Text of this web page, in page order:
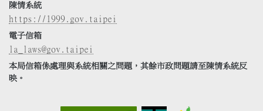
陳情系統
https://1999.gov.taipei
電子信箱
la_laws@gov.taipei
本局信箱係處理與系統相關之問題，其餘市政問題請至陳情系統反
映。